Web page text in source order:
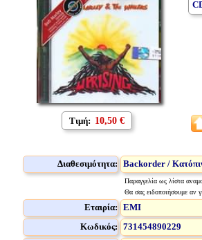
Τιμή: 10,50 €
Διαθεσιμότητα: Backorder /
Παραγγελία ως λίστα
Θα σας ειδοποιήσουμε αν
Εταιρία: EMI
Κωδικός: 731454890229